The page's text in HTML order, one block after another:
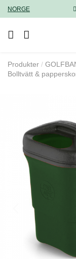
NORGE
Produkter
Bolltvätt &